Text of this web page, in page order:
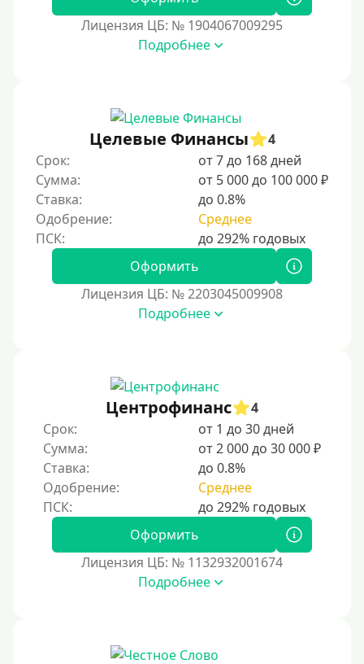
15000 руб
30000 руб на год
35000 руб
40000 руб
50000 руб
60000 руб
80000 руб
300000 руб
500000 руб
1000000 руб
Мини займы
На большую сумму
Банковские карты и платежные системы
С помощью системы Юнистрим
Лицензия ЦБ: № 1904067009295
Подробнее
Целевые Финансы
4
Срок:
от 7 до 168 дней
Сумма:
от 5 000 до 100 000 ₽
Ставка:
до 0.8%
Одобрение:
Среднее
Оформить
Лицензия ЦБ: № 2203045009908
Подробнее
Центрофинанс
4
Срок:
от 1 до 30 дней
Сумма:
от 2 000 до 30 000 ₽
Ставка:
до 0.8%
Одобрение:
Среднее
Оформить
Лицензия ЦБ: № 1132932001674
Подробнее